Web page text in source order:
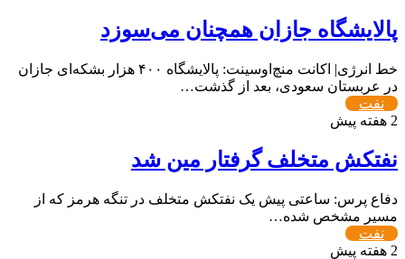
پالایشگاه جازان همچنان می‌سوزد
خط انرژی| اکانت منچ‌اوسینت: پالایشگاه ۴۰۰ هزار بشکه‌ای جازان
در عربستان سعودی، بعد از گذشت…
نفت
2 هفته پیش
نفتکش متخلف گرفتار مین شد
دفاع پرس: ساعتی پیش یک نفتکش متخلف در تنگه هرمز که از
مسیر مشخص شده…
نفت
2 هفته پیش